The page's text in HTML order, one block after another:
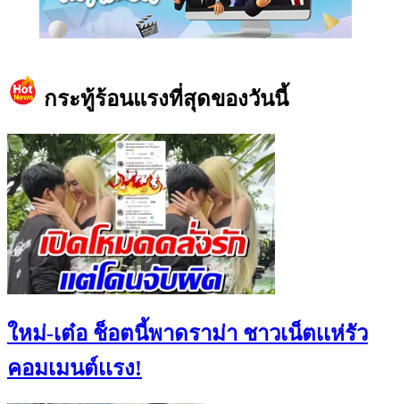
กระทู้ร้อนแรงที่สุดของวันนี้
ใหม่-เต๋อ ช็อตนี้พาดราม่า ชาวเน็ตเเห่รัว
คอมเมนต์เเรง!